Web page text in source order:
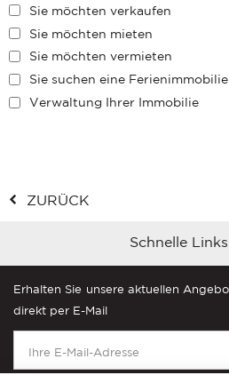
Sie möchten verkaufen
Sie möchten mieten
Sie möchten vermieten
Sie suchen eine Ferienimmobilie
Verwaltung Ihrer Immobilie
ZURÜCK
Schnelle Links
Erhalten Sie unsere aktuellen
direkt per E-Mail